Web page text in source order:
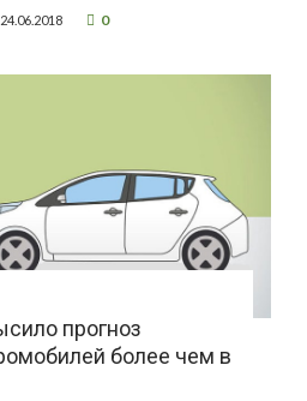
24.06.2018 0
прогноз
более чем в